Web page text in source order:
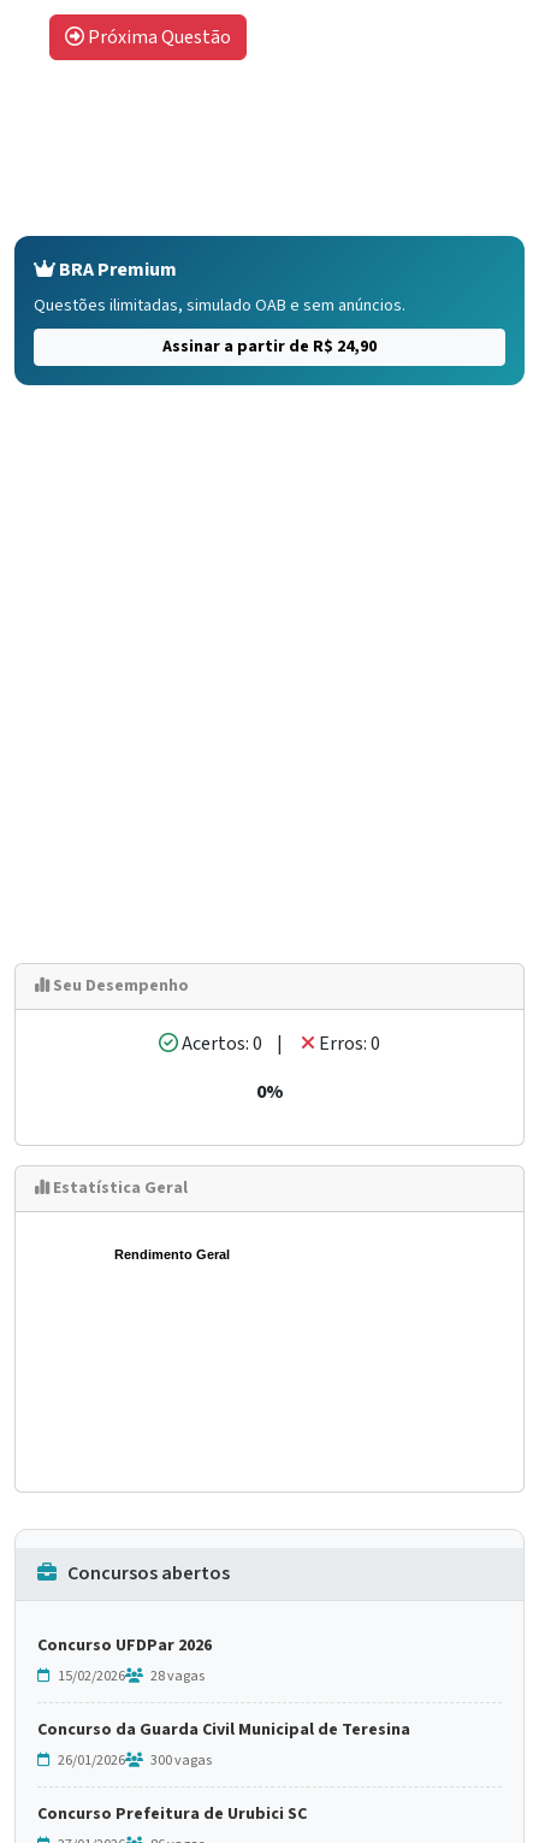
Próxima Questão
BRA Premium
Questões ilimitadas, simulado OAB e sem anúncios.
Assinar a partir de R$ 24,90
Seu Desempenho
Acertos: 0 |
Erros: 0
0%
Estatística Geral
Rendimento Geral
Concursos abertos
Concurso UFDPar 2026
15/02/2026 28 vagas
Concurso da Guarda Civil Municipal de Teresina
26/01/2026 300 vagas
Concurso Prefeitura de Urubici SC